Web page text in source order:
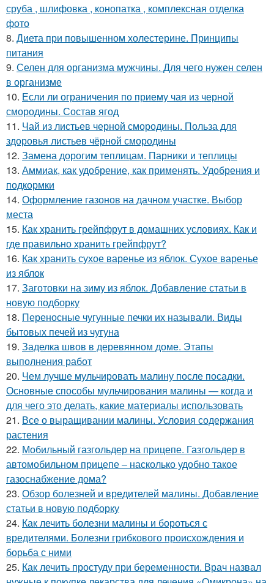
сруба , шлифовка , конопатка , комплексная отделка
фото
8. Диета при повышенном холестерине. Принципы
питания
9. Селен для организма мужчины. Для чего нужен селен
в организме
10. Если ли ограничения по приему чая из черной
смородины. Состав ягод
11. Чай из листьев черной смородины. Польза для
здоровья листьев чёрной смородины
12. Замена дорогим теплицам. Парники и теплицы
13. Аммиак, как удобрение, как применять. Удобрения и
подкормки
14. Оформление газонов на дачном участке. Выбор
места
15. Как хранить грейпфрут в домашних условиях. Как и
где правильно хранить грейпфрут?
16. Как хранить сухое варенье из яблок. Сухое варенье
из яблок
17. Заготовки на зиму из яблок. Добавление статьи в
новую подборку
18. Переносные чугунные печки их называли. Виды
бытовых печей из чугуна
19. Заделка швов в деревянном доме. Этапы
выполнения работ
20. Чем лучше мульчировать малину после посадки.
Основные способы мульчирования малины — когда и
для чего это делать, какие материалы использовать
21. Все о выращивании малины. Условия содержания
растения
22. Мобильный газгольдер на прицепе. Газгольдер в
автомобильном прицепе – насколько удобно такое
газоснабжение дома?
23. Обзор болезней и вредителей малины. Добавление
статьи в новую подборку
24. Как лечить болезни малины и бороться с
вредителями. Болезни грибкового происхождения и
борьба с ними
25. Как лечить простуду при беременности. Врач назвал